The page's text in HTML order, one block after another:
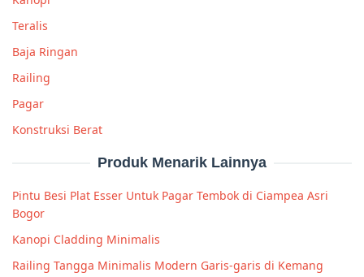
Teralis
Baja Ringan
Railing
Pagar
Konstruksi Berat
Produk Menarik Lainnya
Pintu Besi Plat Esser Untuk Pagar Tembok di Ciampea Asri
Bogor
Kanopi Cladding Minimalis
Railing Tangga Minimalis Modern Garis-garis di Kemang